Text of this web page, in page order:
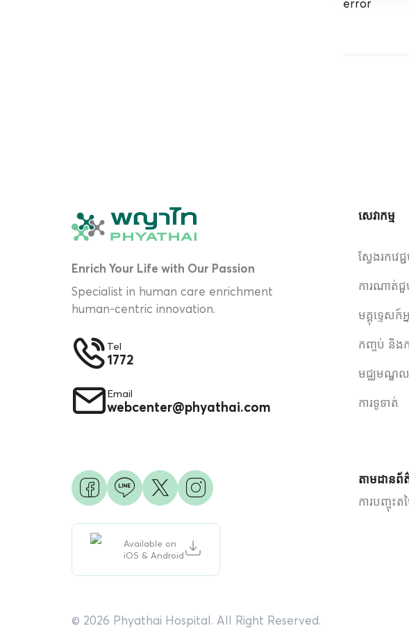
error
Enrich Your Life with Our Passion
Specialist in human care enrichment
human-centric innovation.
Tel
1772
Email
webcenter@phyathai.com
សេវាកម្ម
ស្វែងរកវេ
ការណាត់
មគ្គុទ្ទេសក៍
កញ្ចប់ និងក
មជ្ឈមណ្ឌល
ការទូទាត់
Available on
iOS & Android
តាមដានព័
ការបញ្ចុះ
© 2026 Phyathai Hospital. All Right Reserved.